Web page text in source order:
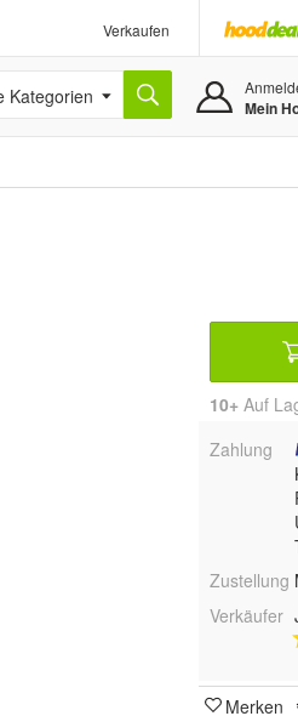
Verkaufen
Kategorien
Mein
10+ Auf
Zahlung
Zustellung
Verkäufer
Merken